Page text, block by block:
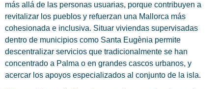
más allá de las personas usuarias, porque contribuyen a
revitalizar los pueblos y refuerzan una Mallorca más
cohesionada e inclusiva. Situar viviendas supervisadas
dentro de municipios como Santa Eugènia permite
descentralizar servicios que tradicionalmente se han
concentrado a Palma o en grandes cascos urbanos, y
acercar los apoyos especializados al conjunto de la isla.